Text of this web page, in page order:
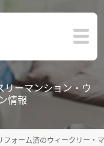
ーマンション・ウ
情報
フォーム済のウィークリー・